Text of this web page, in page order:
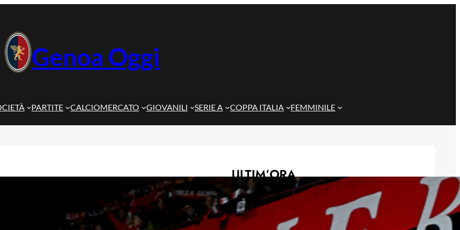
Genoa Oggi
PARTITE CALCIOMERCATO GIOVANILI SERIE A COPPA ITALIA FEMMINILE
ULTIM’ORA
Genoa, idea Dallinga per l’attacco: la
chiave è un’operazione tra Bologna e
Fiorentina